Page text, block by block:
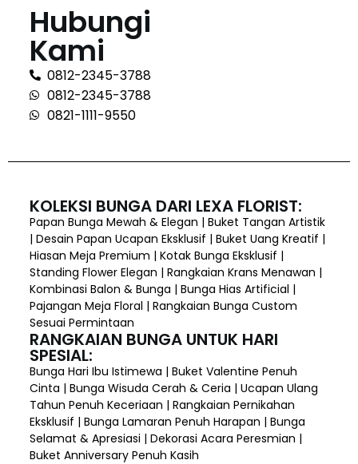
Hubungi
Kami
0812-2345-3788
0812-2345-3788
0821-1111-9550
KOLEKSI BUNGA DARI LEXA FLORIST:
Papan Bunga Mewah & Elegan | Buket Tangan Artistik
| Desain Papan Ucapan Eksklusif | Buket Uang Kreatif |
Hiasan Meja Premium | Kotak Bunga Eksklusif |
Standing Flower Elegan | Rangkaian Krans Menawan |
Kombinasi Balon & Bunga | Bunga Hias Artificial |
Pajangan Meja Floral | Rangkaian Bunga Custom
Sesuai Permintaan
RANGKAIAN BUNGA UNTUK HARI
SPESIAL:
Bunga Hari Ibu Istimewa | Buket Valentine Penuh
Cinta | Bunga Wisuda Cerah & Ceria | Ucapan Ulang
Tahun Penuh Keceriaan | Rangkaian Pernikahan
Eksklusif | Bunga Lamaran Penuh Harapan | Bunga
Selamat & Apresiasi | Dekorasi Acara Peresmian |
Buket Anniversary Penuh Kasih